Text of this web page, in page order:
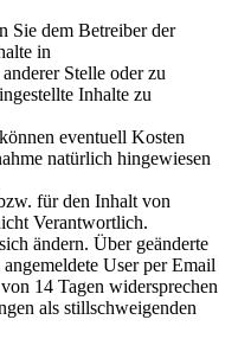
Sie dem Betreiber der
in
Stelle oder zu
Inhalte zu
eventuell Kosten
natürlich hingewiesen
für den Inhalt von
Verantwortlich.
ändern. Über geänderte
User per Email
14 Tagen widersprechen
als stillschweigenden